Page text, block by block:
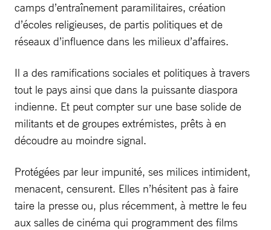
camps d’entraînement paramilitaires, création
d’écoles religieuses, de partis politiques et de
réseaux d’influence dans les milieux d’affaires.
Il a des ramifications sociales et politiques à travers
tout le pays ainsi que dans la puissante diaspora
indienne. Et peut compter sur une base solide de
militants et de groupes extrémistes, prêts à en
découdre au moindre signal.
Protégées par leur impunité, ses milices intimident,
menacent, censurent. Elles n’hésitent pas à faire
taire la presse ou, plus récemment, à mettre le feu
aux salles de cinéma qui programment des films